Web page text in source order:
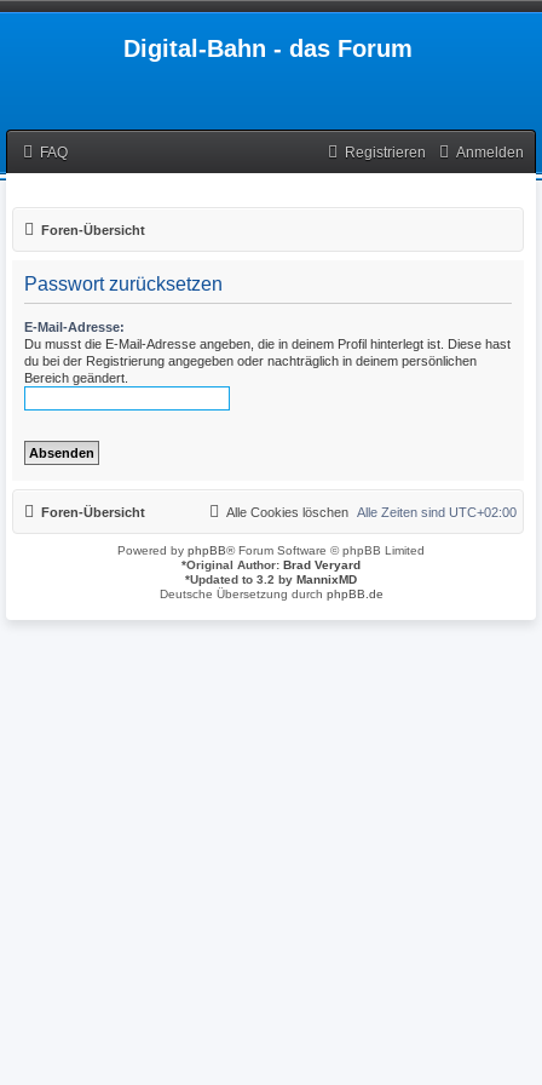
Digital-Bahn - das Forum
FAQ Anmelden
Registrieren
Foren-Übersicht
Passwort zurücksetzen
E-Mail-Adresse:
Du musst die E-Mail-Adresse angeben, die in deinem Profil hinterlegt ist. Diese hast
du bei der Registrierung angegeben oder nachträglich in deinem persönlichen
Bereich geändert.
Foren-Übersicht Alle Zeiten sind UTC+02:00
Alle Cookies löschen
Powered by phpBB® Forum Software © phpBB Limited
*Original Author: Brad Veryard
*Updated to 3.2 by MannixMD
Deutsche Übersetzung durch phpBB.de